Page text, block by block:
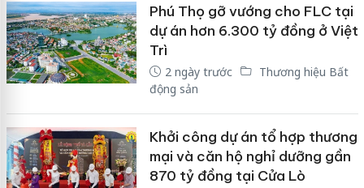
Phú Thọ gỡ vướng cho FLC tại
dự án hơn 6.300 tỷ đồng ở Việt
Trì
2 ngày trước
Thương hiệu Bất
động sản
Khởi công dự án tổ hợp thương
mại và căn hộ nghỉ dưỡng gần
870 tỷ đồng tại Cửa Lò